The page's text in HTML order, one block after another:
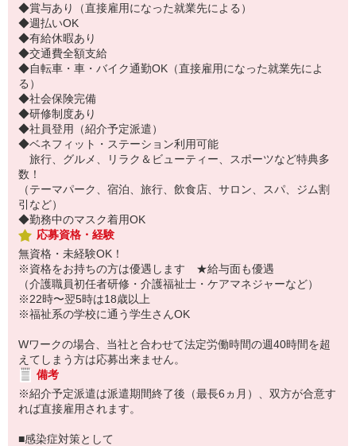
◆賞与あり（直接雇用になった就業先による）
◆週払いOK
◆有給休暇あり
◆交通費全額支給
◆自転車・車・バイク通勤OK（直接雇用になった就業先によ
る）
◆社会保険完備
◆研修制度あり
◆社員登用（紹介予定派遣）
◆ベネフィット・ステーション利用可能
旅行、グルメ、リラク＆ビューティー、スポーツなど特典多
数！
（テーマパーク、宿泊、旅行、飲食店、サロン、スパ、ジム割
引など）
◆勤務中のマスク着用OK
応募資格・経験
無資格・未経験OK！
※資格をお持ちの方は優遇します ★給与面も優遇
（介護職員初任者研修・介護福祉士・ケアマネジャーなど）
※22時〜翌5時は18歳以上
※福祉系の学校に通う学生さんOK
Wワークの場合、当社と合わせて法定労働時間の週40時間を超
えてしまう方は応募出来ません。
備考
※紹介予定派遣は派遣期間終了後（最長6ヵ月）、双方が合意す
れば直接雇用されます。
■感染症対策として